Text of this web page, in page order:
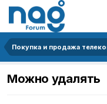
Можно удалять